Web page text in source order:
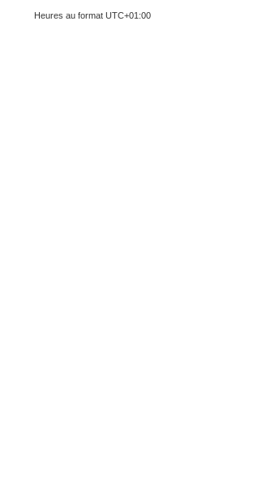
Heures au format UTC+01:00